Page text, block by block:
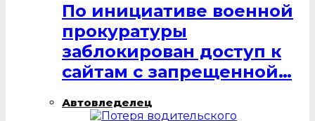
По инициативе военной
прокуратуры
заблокирован доступ к
сайтам с запрещенной…
Автовледелец